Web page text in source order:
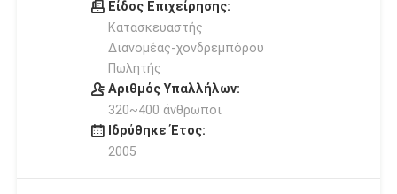
Είδος Επιχείρησης:
Κατασκευαστής
Διανομέας-χονδρεμπόρου
Πωλητής
Αριθμός Υπαλλήλων:
320~400 άνθρωποι
Ιδρύθηκε Έτος:
2005